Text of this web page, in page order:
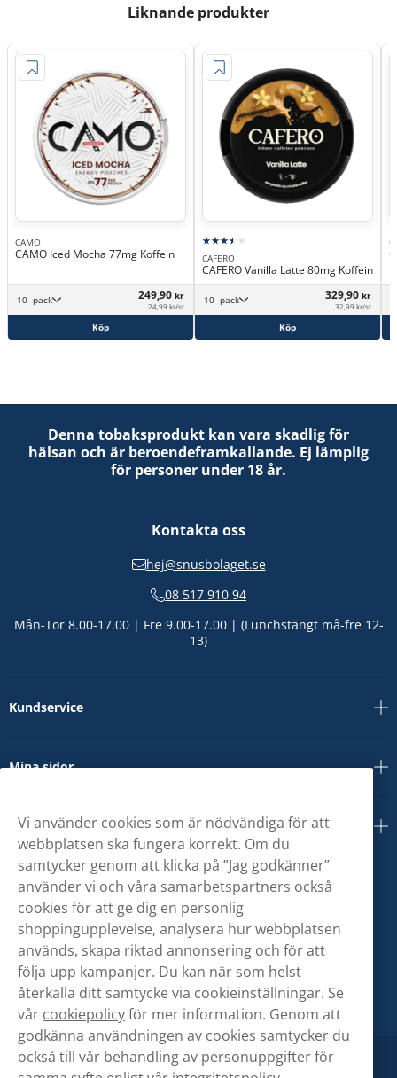
Liknande produkter
CAMO
CAMO Iced Mocha 77mg Koffein
10 -pack 249,90 kr
24,99 kr/st
Köp
CAFERO
CAFERO Vanilla Latte 80mg Koffein
10 -pack 329,90 kr
32,99 kr/st
Köp
Denna tobaksprodukt kan vara skadlig för
hälsan och är beroendeframkallande. Ej lämplig
för personer under 18 år.
Kontakta oss
hej@snusbolaget.se
08 517 910 94
Mån-Tor 8.00-17.00 | Fre 9.00-17.00 | (Lunchstängt må-fre 12-
13)
Kundservice
Mina sidor
Om oss
Vi använder cookies som är nödvändiga för att
webbplatsen ska fungera korrekt. Om du
samtycker genom att klicka på ”Jag godkänner”
använder vi och våra samarbetspartners också
cookies för att ge dig en personlig
shoppingupplevelse, analysera hur webbplatsen
används, skapa riktad annonsering och för att
följa upp kampanjer. Du kan när som helst
återkalla ditt samtycke via cookieinställningar. Se
vår cookiepolicyför mer information. Genom att
godkänna användningen av cookies samtycker du
också till vår behandling av personuppgifter för